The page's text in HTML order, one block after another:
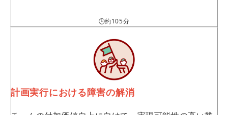
🕒約105分
計画実行における障害の解消